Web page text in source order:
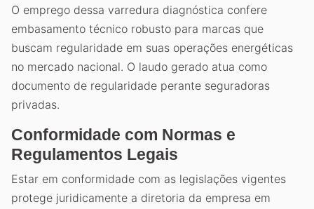
O emprego dessa varredura diagnóstica confere
embasamento técnico robusto para marcas que
buscam regularidade em suas operações energéticas
no mercado nacional. O laudo gerado atua como
documento de regularidade perante seguradoras
privadas.
Conformidade com Normas e
Regulamentos Legais
Estar em conformidade com as legislações vigentes
protege juridicamente a diretoria da empresa em